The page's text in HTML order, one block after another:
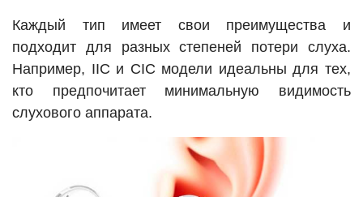
Каждый тип имеет свои преимущества и
подходит для разных степеней потери слуха.
Например, IIC и CIC модели идеальны для тех,
кто предпочитает минимальную видимость
слухового аппарата.